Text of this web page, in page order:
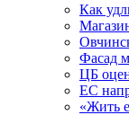
Как
Фасад
ЦБ
ЕС
«Жить